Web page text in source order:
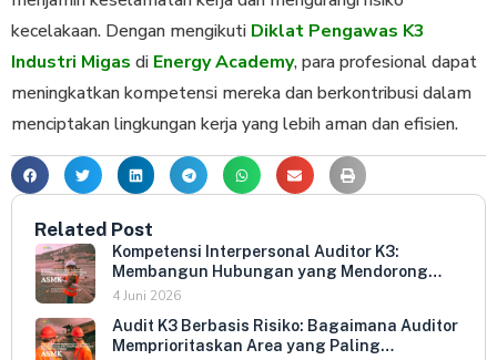
kecelakaan. Dengan mengikuti Diklat Pengawas K3
Industri Migas di Energy Academy, para profesional dapat
meningkatkan kompetensi mereka dan berkontribusi dalam
menciptakan lingkungan kerja yang lebih aman dan efisien.
Related Post
Kompetensi Interpersonal Auditor K3:
Membangun Hubungan yang Mendorong
Keterbukaan dan Kepatuhan Sukarela
4 Juni 2026
Audit K3 Berbasis Risiko: Bagaimana Auditor
Memprioritaskan Area yang Paling